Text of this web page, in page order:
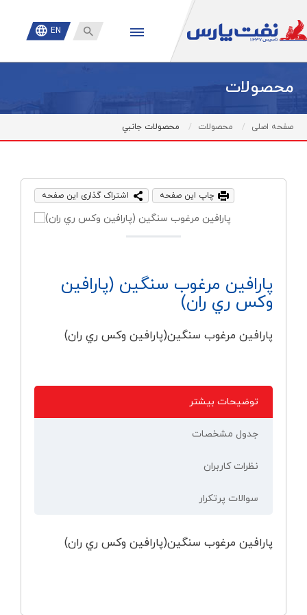
 EN
محصولات
صفحه اصلی محصولات محصولات جانبي
اشتراک گذاری این صفحه چاپ این صفحه
پارافين مرغوب سنگين (پارافين
وكس ري ران)
پارافين مرغوب سنگين(پارافين وكس ري ران)
توضیحات بیشتر
جدول مشخصات
نظرات کاربران
سوالات پرتکرار
پارافين مرغوب سنگين(پارافين وكس ري ران)